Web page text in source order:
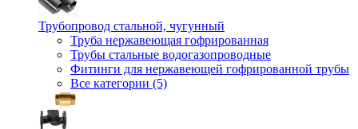
Трубопровод стальной, чугунный
Труба нержавеющая гофрированная
Трубы стальные водогазопроводные
Фитинги для нержавеющей гофрированной трубы
Все категории (5)